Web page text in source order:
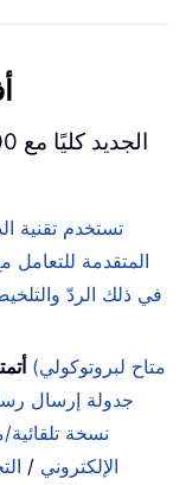
تستخدم تقنية
المتقدمة للتعامل
في ذلك الردّ
جدولة إرسال
نسخة
الإلكتروني /